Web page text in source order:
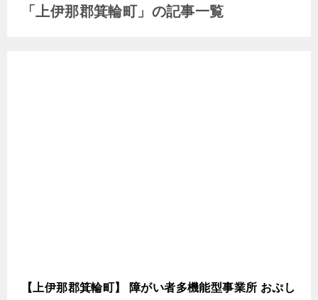
「上伊那郡箕輪町」の記事一覧
【上伊那郡箕輪町】 障がい者多機能型事業所 おぷし